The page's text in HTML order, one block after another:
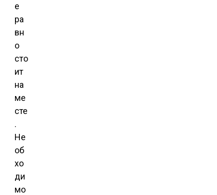
е
ра
вн
о
сто
ит
на
ме
сте
.
Не
об
хо
ди
мо